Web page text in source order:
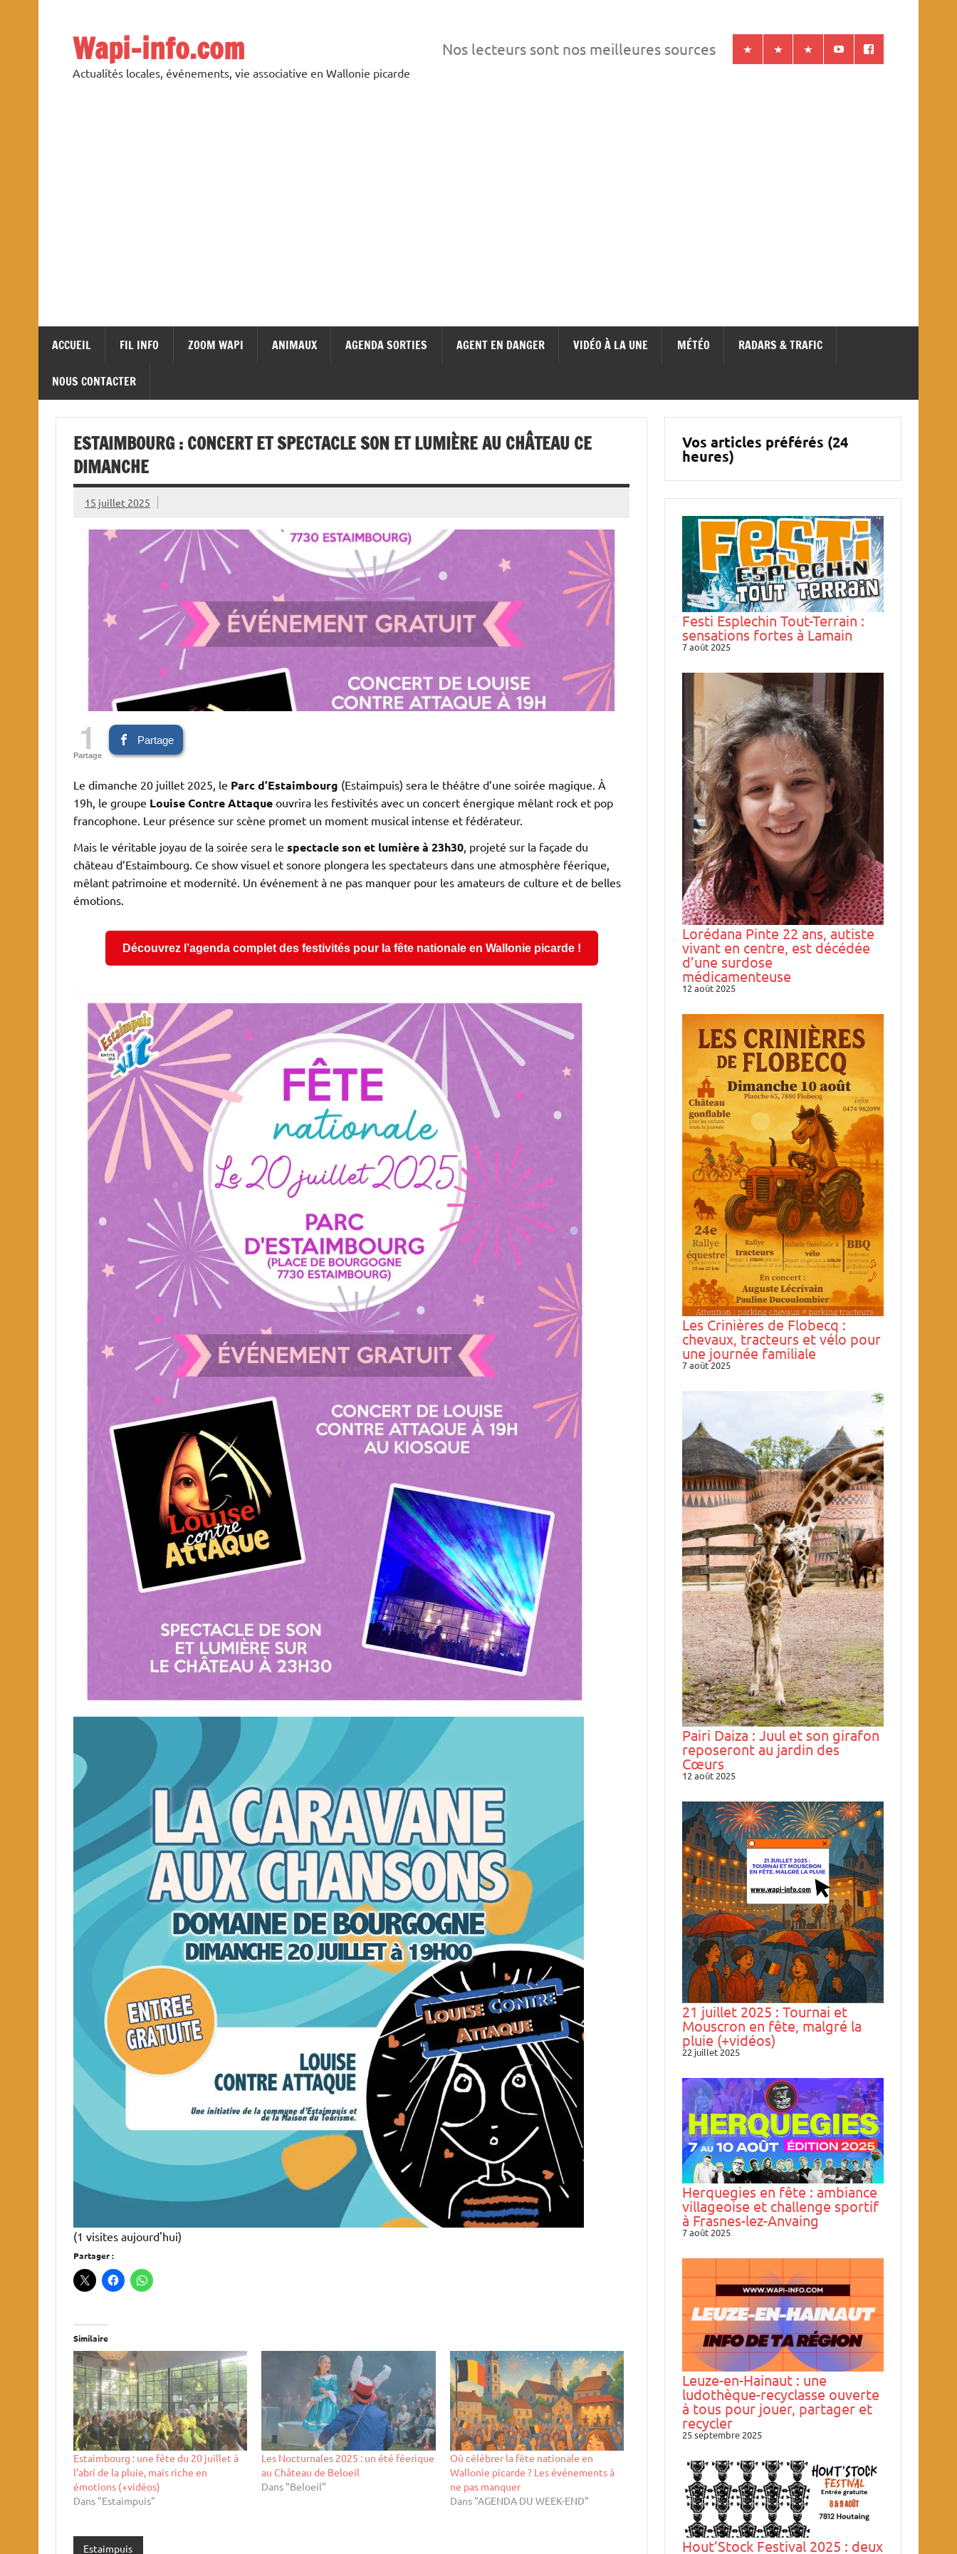
Wapi-info.com
Actualités locales, événements, vie associative en Wallonie picarde
Nos lecteurs sont nos meilleures sources
ACCUEIL FIL INFO ZOOM WAPI ANIMAUX AGENDA SORTIES AGENT EN DANGER VIDÉO À LA UNE MÉTÉO RADARS & TRAFIC
NOUS CONTACTER
ESTAIMBOURG : CONCERT ET SPECTACLE SON ET LUMIÈRE AU CHÂTEAU CE
DIMANCHE
15 juillet 2025
1
Partage
Partage
Le dimanche 20 juillet 2025, le Parc d’Estaimbourg (Estaimpuis) sera le théâtre d’une soirée magique. À
19h, le groupe Louise Contre Attaqueouvrira les festivités avec un concert énergique mêlant rock et pop
francophone. Leur présence sur scène promet un moment musical intense et fédérateur.
Mais le véritable joyau de la soirée sera le spectacle son et lumière à 23h30, projeté sur la façade du
château d’Estaimbourg. Ce show visuel et sonore plongera les spectateurs dans une atmosphère féerique,
mêlant patrimoine et modernité. Un événement à ne pas manquer pour les amateurs de culture et de belles
émotions.
Découvrez l’agenda complet des festivités pour la fête nationale en Wallonie picarde !
(1 visites aujourd'hui)
Partager :
Similaire
Estaimbourg : une fête du 20 juillet à
l’abri de la pluie, mais riche en
émotions (+vidéos)
Dans "Estaimpuis"
Les Nocturnales 2025 : un été féerique
au Château de Beloeil
Dans "Beloeil"
Où célébrer la fête nationale en
Wallonie picarde ? Les événements à
ne pas manquer
Dans "AGENDA DU WEEK-END"
Estaimpuis
Vos articles préférés (24
heures)
Festi Esplechin Tout-Terrain :
sensations fortes à Lamain
7 août 2025
Lorédana Pinte 22 ans, autiste
vivant en centre, est décédée
d’une surdose
médicamenteuse
12 août 2025
Les Crinières de Flobecq :
chevaux, tracteurs et vélo pour
une journée familiale
7 août 2025
Pairi Daiza : Juul et son girafon
reposeront au jardin des
Cœurs
12 août 2025
21 juillet 2025 : Tournai et
Mouscron en fête, malgré la
pluie (+vidéos)
22 juillet 2025
Herquegies en fête : ambiance
villageoise et challenge sportif
à Frasnes-lez-Anvaing
7 août 2025
Leuze-en-Hainaut : une
ludothèque-recyclasse ouverte
à tous pour jouer, partager et
recycler
25 septembre 2025
Hout’Stock Festival 2025 : deux